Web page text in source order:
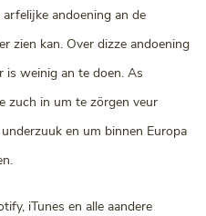
arfelijke andoening an de
zien kan. Over dizze andoening
is weinig an te doen. As
zuch in um te zörgen veur
en um binnen Europa
iTunes en alle aandere